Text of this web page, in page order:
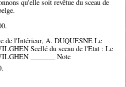
qu'elle soit revêtue du sceau de
de l'Intérieur, A. DUQUESNE Le
Scellé du sceau de l'Etat : Le
_______ Note